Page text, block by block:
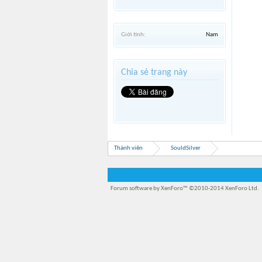
Giới tính: Nam
Chia sẻ trang này
Thành viên SouldSilver
Forum software by XenForo™ ©2010-2014 XenForo Ltd.